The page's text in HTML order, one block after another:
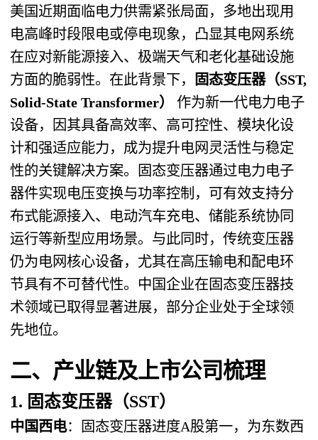
美国近期面临电力供需紧张局面，多地出现用
电高峰时段限电或停电现象，凸显其电网系统
在应对新能源接入、极端天气和老化基础设施
方面的脆弱性。在此背景下，
固态变压器（SST,
Solid-State Transformer）
作为新一代电力电子
设备，因其具备高效率、高可控性、模块化设
计和强适应能力，成为提升电网灵活性与稳定
性的关键解决方案。固态变压器通过电力电子
器件实现电压变换与功率控制，可有效支持分
布式能源接入、电动汽车充电、储能系统协同
运行等新型应用场景。与此同时，传统变压器
仍为电网核心设备，尤其在高压输电和配电环
节具有不可替代性。中国企业在固态变压器技
术领域已取得显著进展，部分企业处于全球领
先地位。
二、产业链及上市公司梳理
1. 固态变压器（SST）
中国西电：固态变压器进度A股第一，为东数西